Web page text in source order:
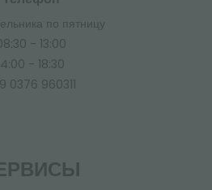
по пятницу
- 13:00
- 18:30
0376 960311